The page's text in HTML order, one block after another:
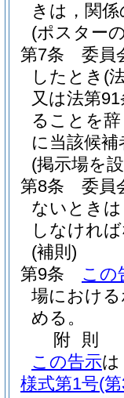
きは，関
(ポスター
第7条
委員
したとき (
又は法第
ることを
に当該候
(掲示場を
第8条
委員
ないとき
しなけれ
(補則)
第9条
この
場におけ
める。
附 則
この告示は
様式第1号(